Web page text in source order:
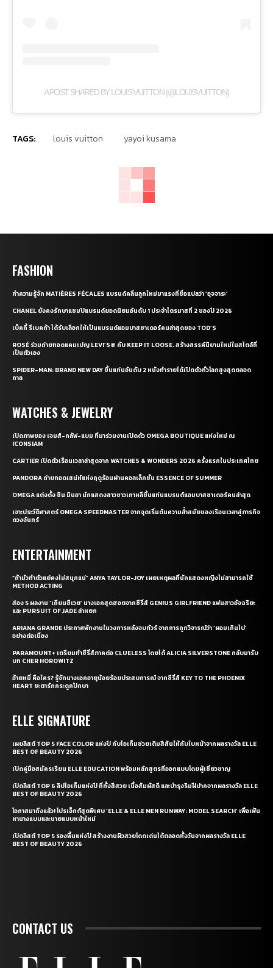
A POST SHARED BY LOUIS VUITTON (@LOUISVUITTON)
TAGS: louis vuitton yayoi kusama
FASHION
ทำความรู้จัก MATIÈRES FÉCALES แบรนด์คลื่นลูกใหม่มาแรงที่ชื่อแปลว่า ‘อุจจาระ’
CHANEL ยังคงรักษาแชมป์แบรนด์ยอดนิยมอันดับ 1 ประจำไตรมาสที่ 2 ของปี 2026
เบ็คกี้ รีเบคก้า ได้รับเลือกให้เป็นแบรนด์แอมบาสซาเดอร์คนล่าสุดของ TOD’S
ROSÉ ร่วมถ่ายทอดแคมเปญ LEVI’S® กับ KEEP IT LOOSE. สร้างสรรค์นิยามใหม่ในสไตล์ที่
เป็นตัวเอง
SPIDER-MAN: BRAND NEW DAY ขึ้นแท่นอันดับ 2 หนังทำรายได้เปิดตัวทั่วโลกสูงสุดตลอด
กาล
WATCHES & JEWELRY
เปิดภาพของ เจมส์-กลัฟ-แบม ที่มาร่วมงานเปิดตัว OMEGA BOUTIQUE แห่งใหม่ ณ
ICONSIAM
CARTIER เปิดตัวเรือนเวลาล่าสุดจาก WATCHES & WONDERS 2026 ครั้งแรกในประเทศไทย
PANDORA ถ่ายทอดเสน่ห์แห่งฤดูร้อนผ่านคอลเล็กชั่น ESSENCE OF SUMMER
OMEGA แต่งตั้ง ชิน มินอา นักแสดงสาวชาวเกาหลีขึ้นแท่นแบรนด์แอมบาสซาเดอร์คนล่าสุด
เจาะประวัติศาสตร์ OMEGA SPEEDMASTER จากจุดเริ่มต้นความล้ำสมัยของเรือนเวลาสู่ภารกิจ
ดวงจันทร์
ENTERTAINMENT
“ถ้ามัวทำตัวแย่คงไม่สนุกแน่” ANYA TAYLOR-JOY เผยเหตุผลที่นักแสดงหญิงไม่สามารถใช้
METHOD ACTING
ส่อง 5 ผลงาน ‘เถียนซีเวย’ นางเอกสุดฮอตจากซีรี่ส์ GENIUS GIRLFRIEND แฟนสาวอัจฉริยะ
และ PURSUIT OF JADE ล่าหยก
ARIANA GRANDE ประกาศพักงานในวงการหลังจบทัวร์ จากการถูกวิจารณ์ว่า ‘ผอมเกินไป’
อย่างต่อเนื่อง
PARAMOUNT+ เตรียมทำซีรี่ส์ภาคต่อ CLUELESS โดยได้ ALICIA SILVERSTONE กลับมารับ
บท CHER HOROWITZ
อ้ายหมี่ คือใคร? รู้จักนางเอกอายุน้อยร้อยประสบการณ์ จากซีรี่ส์ KEY TO THE PHOENIX
HEART ชะตารักกระดูกปักษา
ELLE SIGNATURE
เผยลิสต์ TOP 5 FACE COLOR แห่งปี กับไอเท็มช่วยเติมสีสันให้กับใบหน้าจากผลรางวัล ELLE
BEST OF BEAUTY 2026
เปิดคู่มือสมัครเรียน ELLE EDUCATION พร้อมหลักสูตรที่ออกแบบโดยผู้เชี่ยวชาญ
เปิดลิสต์ TOP 6 ลิปไอเท็มแห่งปี ที่ทั้งสีสวย เนื้อสัมผัสดี และบำรุงริมฝีปากจากผลรางวัล ELLE
BEST OF BEAUTY 2026
โอกาสมาถึงแล้ว! โปรเจ็กต์สุดพิเศษ ‘ELLE & ELLE MEN RUNWAY: MODEL SEARCH’ เพื่อเฟ้น
หานางแบบและนายแบบหน้าใหม่
เปิดลิสต์ TOP 5 รองพื้นแห่งปี สร้างงานผิวสวยโดดเด่นได้ตลอดทั้งวันจากผลรางวัล ELLE
BEST OF BEAUTY 2026
CONTACT US